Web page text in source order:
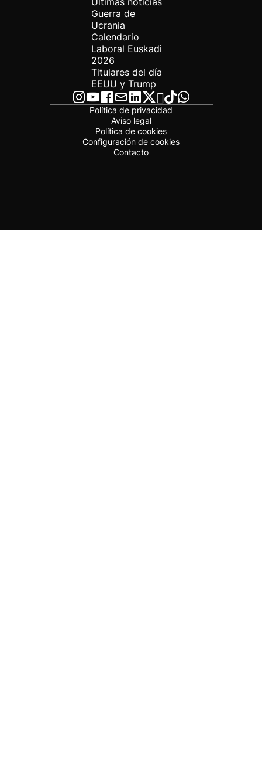
Guerra de
Ucrania
Calendario
Laboral Euskadi
2026
Titulares del día
EEUU y Trump
Política de privacidad
Aviso legal
Política de cookies
Configuración de cookies
Contacto